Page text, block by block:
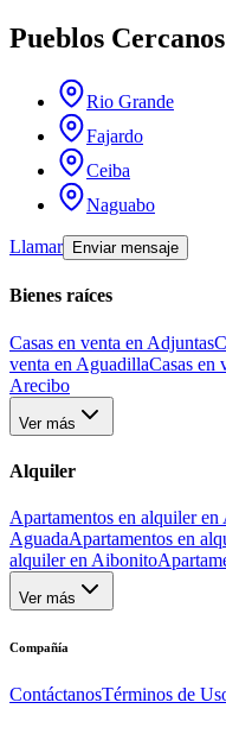
Pueblos Cercanos
Rio Grande
Fajardo
Ceiba
Naguabo
Llamar Enviar mensaje
Bienes raíces
Casas en venta en Adjuntas
venta en AguadillaCasas en
Arecibo
Ver más
Alquiler
Apartamentos en alquiler en
AguadaApartamentos en
alquiler en Aibonito
Ver más
Compañía
ContáctanosTérminos de